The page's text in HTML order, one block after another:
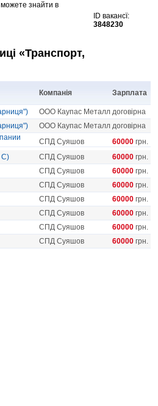
знайти в
ID вакансї:
3848230
«Транспорт,
Компанія Зарплата
ООО Каупас Металл договірна
ООО Каупас Металл договірна
СПД Суяшов 60000 грн.
С)
СПД Суяшов 60000 грн.
СПД Суяшов 60000 грн.
СПД Суяшов 60000 грн.
СПД Суяшов 60000 грн.
СПД Суяшов 60000 грн.
СПД Суяшов 60000 грн.
СПД Суяшов 60000 грн.